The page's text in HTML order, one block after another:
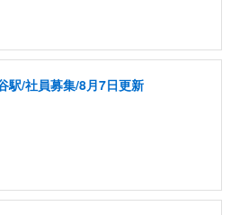
駅/社員募集/8月7日更新